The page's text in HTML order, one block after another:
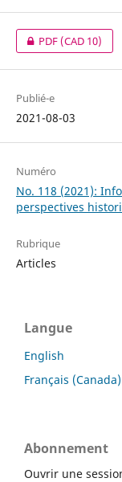
PDF(CAD 10)
Publié-e
2021-08-03
Numéro
No. 118 (2021):
perspectives
Rubrique
Articles
Langue
English
Français (Canada)
Abonnement
Ouvrir une